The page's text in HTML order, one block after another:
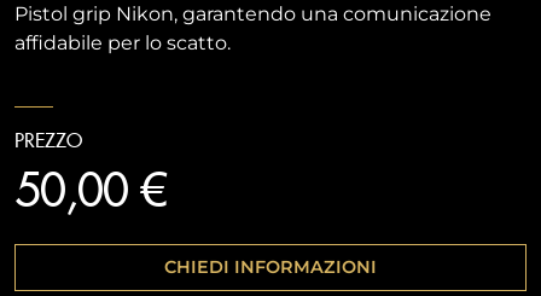
Pistol grip Nikon, garantendo una comunicazione
affidabile per lo scatto.
PREZZO
50,00 €
CHIEDI INFORMAZIONI